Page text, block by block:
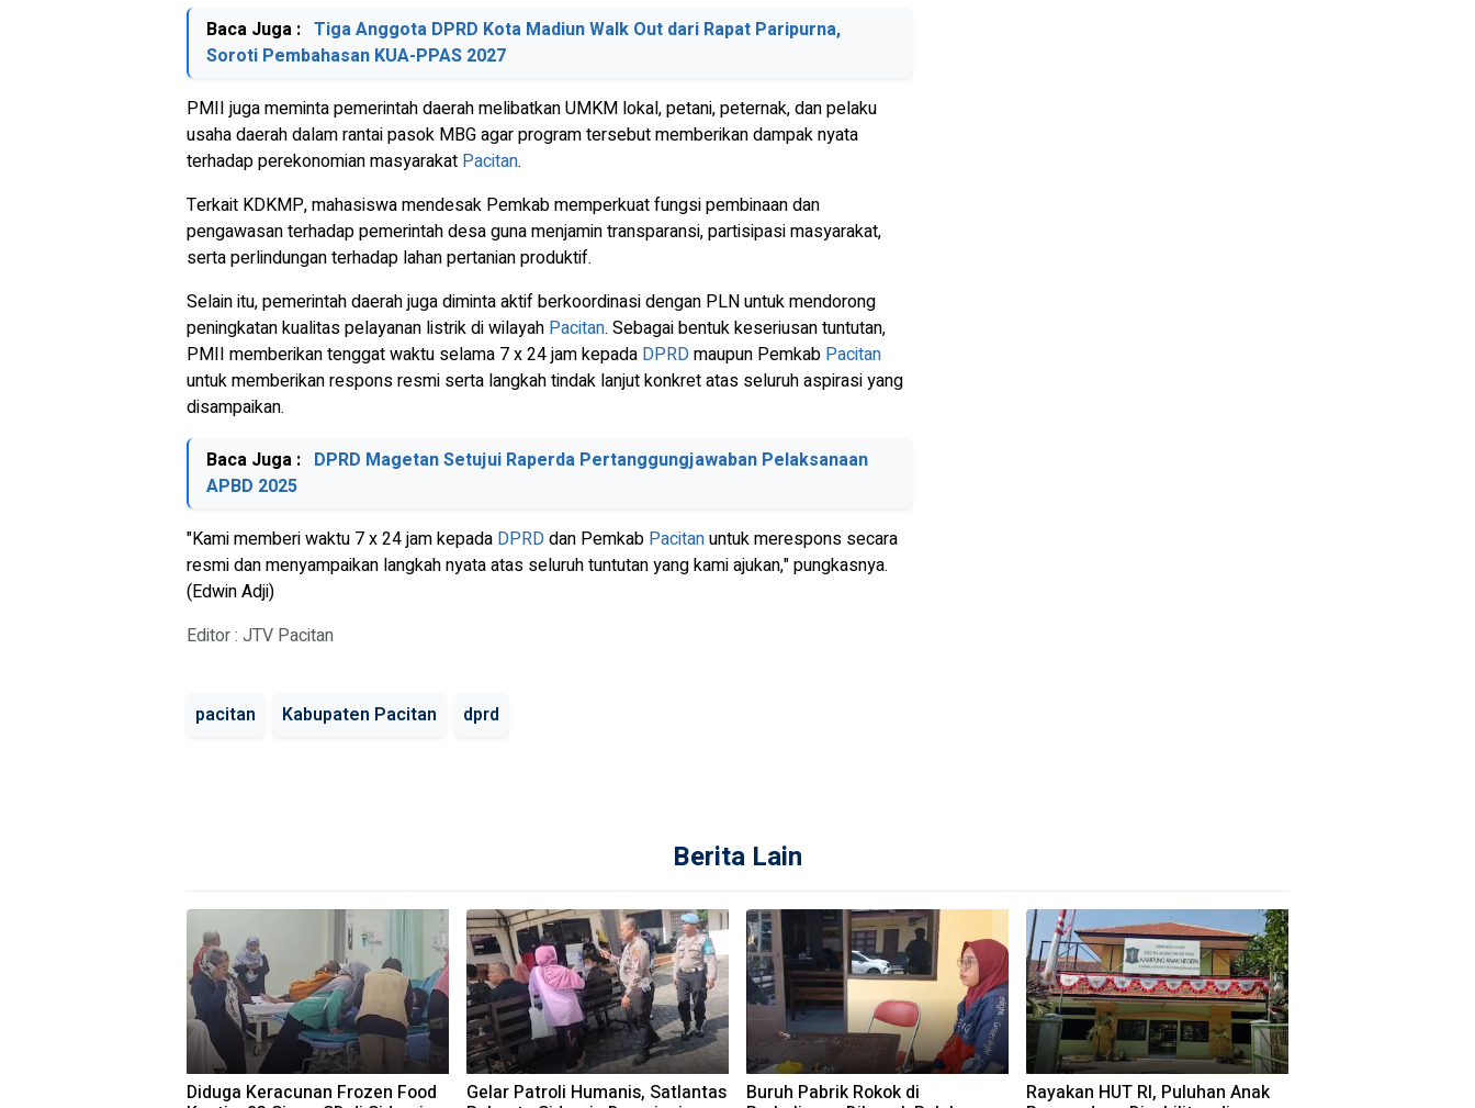
Baca Juga : Tiga Anggota DPRD Kota Madiun Walk Out dari Rapat Paripurna,
Soroti Pembahasan KUA-PPAS 2027
PMII juga meminta pemerintah daerah melibatkan UMKM lokal, petani, peternak, dan pelaku
usaha daerah dalam rantai pasok MBG agar program tersebut memberikan dampak nyata
terhadap perekonomian masyarakat Pacitan.
Terkait KDKMP, mahasiswa mendesak Pemkab memperkuat fungsi pembinaan dan
pengawasan terhadap pemerintah desa guna menjamin transparansi, partisipasi masyarakat,
serta perlindungan terhadap lahan pertanian produktif.
Selain itu, pemerintah daerah juga diminta aktif berkoordinasi dengan PLN untuk mendorong
peningkatan kualitas pelayanan listrik di wilayah Pacitan. Sebagai bentuk keseriusan tuntutan,
PMII memberikan tenggat waktu selama 7 x 24 jam kepada DPRDmaupun Pemkab Pacitan
untuk memberikan respons resmi serta langkah tindak lanjut konkret atas seluruh aspirasi yang
disampaikan.
Baca Juga : DPRD Magetan Setujui Raperda Pertanggungjawaban Pelaksanaan
APBD 2025
"Kami memberi waktu 7 x 24 jam kepada DPRDdan Pemkab Pacitanuntuk merespons secara
resmi dan menyampaikan langkah nyata atas seluruh tuntutan yang kami ajukan," pungkasnya.
(Edwin Adji)
Editor : JTV Pacitan
pacitan Kabupaten Pacitan dprd
Berita Lain
Diduga Keracunan Frozen Food Gelar Patroli Humanis, Satlantas Buruh Pabrik Rokok di Rayakan HUT RI, Puluhan Anak